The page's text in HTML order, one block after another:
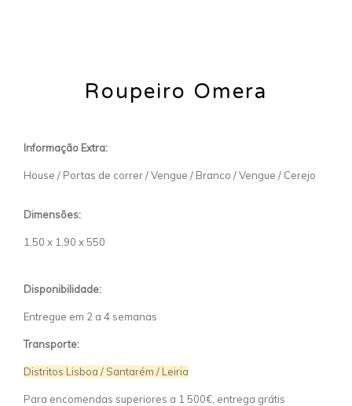
Roupeiro Omera
Informação Extra:
House / Portas de correr / Vengue / Branco / Vengue / Cerejo
Dimensões:
1,50 x 1,90 x 550
Disponibilidade:
Entregue em 2 a 4 semanas
Transporte:
Distritos Lisboa / Santarém / Leiria
Para encomendas superiores a 1 500€, entrega grátis